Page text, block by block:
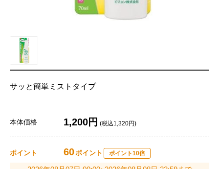
サッと簡単ミストタイプ
本体価格 1,200円 (税込1,320円)
ポイント 60ポイント ポイント10倍